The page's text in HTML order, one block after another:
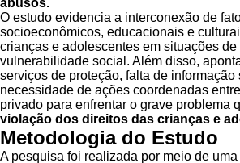
abusos.
O estudo evidencia a interconexão de
socioeconômicos, educacionais e
crianças e adolescentes em situações de
vulnerabilidade social. Além disso,
serviços de proteção, falta de informação
necessidade de ações coordenadas
privado para enfrentar o grave problema
violação dos direitos das crianças e
Metodologia do Estudo
A pesquisa foi realizada por meio de